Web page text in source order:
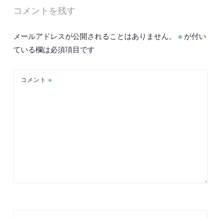
ー
シ
ン
コメントを残す
メールアドレスが公開されることはありません。 ※ が付い
ている欄は必須項目です
コメント ※